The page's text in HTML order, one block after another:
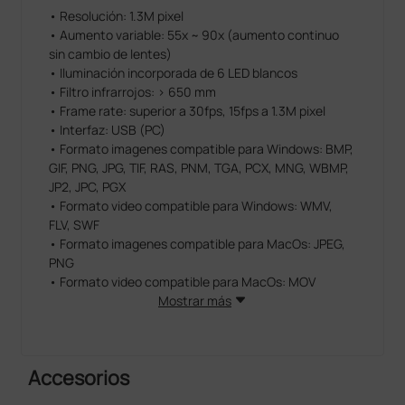
DinoCapture 2.0 (Windows)
• Compatibilidad: Windows XP, Vista, 7, 8, 10.
• Idiomas: italiano, inglés, alemán, francés, español,
chino, japonés, portugués, ruso, holandés, griego,
húngaro, polaco, rumano, sueco, finlandés, danés,
checo, crohato, noruego y turco.
DinoXcope (Mac)
• Idiomas: italiano, inglés, alemán, francés, español,
japonés, portugués, holandés.
• Compatibilidad: consultar la
tabla de compatibilidad MacOS
Características principales:
• Toma de fotografías, videos o video en el tiempo
• Mediciones sobre las imagenes grabadas o en
• Resolución: 1.3M pixel
• Aumento variable: 55x ~ 90x (aumento continuo
sin cambio de lentes)
• Iluminación incorporada de 6 LED blancos
• Filtro infrarrojos: > 650 mm
• Frame rate: superior a 30fps, 15fps a 1.3M pixel
• Interfaz: USB (PC)
• Formato imagenes compatible para Windows: BMP,
GIF, PNG, JPG, TIF, RAS, PNM, TGA, PCX, MNG, WBMP,
JP2, JPC, PGX
• Formato video compatible para Windows: WMV,
FLV, SWF
• Formato imagenes compatible para MacOs: JPEG,
PNG
• Formato video compatible para MacOs: MOV
Mostrar más
Accesorios